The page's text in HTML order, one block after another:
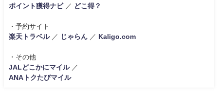
ポイント獲得ナビ／ どこ得？
・予約サイト
楽天トラベル／ じゃらん ／ Kaligo.com
・その他
JALどこかにマイル／
ANAトクたびマイル